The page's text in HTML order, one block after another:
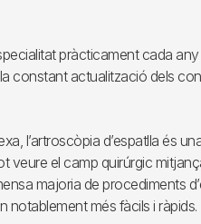
pràcticament cada
constant actualització dels
l’artroscòpia d’espatlla és
veure el camp quirúrgic
majoria de procediments
notablement més fàcils i ràpids.